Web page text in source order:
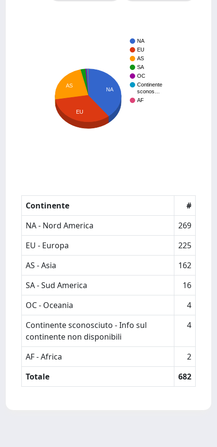
NA
EU
AS
SA
OC
Continente
sconos…
AF
NA
AS
EU
Continente
#
NA - Nord America
269
EU - Europa
225
AS - Asia
162
SA - Sud America
16
OC - Oceania
4
Continente sconosciuto - Info sul
continente non disponibili
4
AF - Africa
2
Totale
682